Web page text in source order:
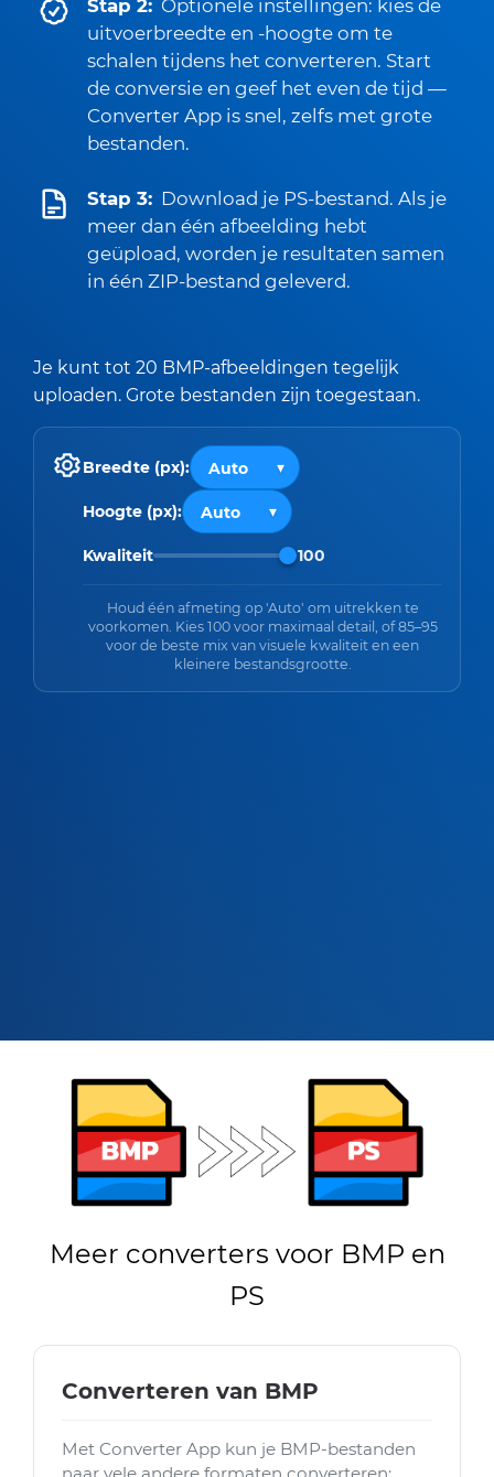
Stap 2: Optionele instellingen: kies de
uitvoerbreedte en -hoogte om te
schalen tijdens het converteren. Start
de conversie en geef het even de tijd —
Converter App is snel, zelfs met grote
bestanden.
Stap 3: Download je PS-bestand. Als je
meer dan één afbeelding hebt
geüpload, worden je resultaten samen
in één ZIP-bestand geleverd.
Je kunt tot 20 BMP-afbeeldingen tegelijk
uploaden. Grote bestanden zijn toegestaan.
Breedte (px):
Hoogte (px):
Kwaliteit 100
Houd één afmeting op 'Auto' om uitrekken te
voorkomen. Kies 100 voor maximaal detail, of 85–95
voor de beste mix van visuele kwaliteit en een
kleinere bestandsgrootte.
Meer converters voor BMP en
PS
Converteren van BMP
Met Converter App kun je BMP-bestanden